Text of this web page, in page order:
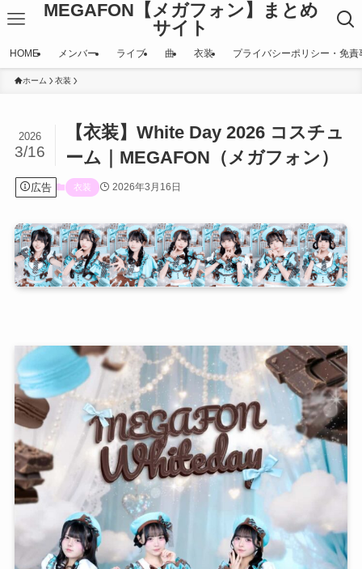
MEGAFON【メガフォン】まとめ
サイト
HOME メンバー ライブ 曲 衣装 プライバシーポリシー・免責
ホーム 衣装
【衣装】White Day 2026 コスチュ
ーム｜MEGAFON（メガフォン）
2026
3/16
広告 衣装 2026年3月16日